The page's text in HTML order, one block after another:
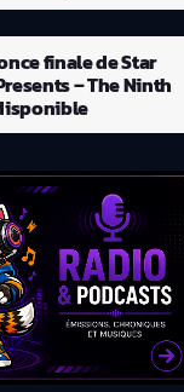
finale de Star
– The Ninth